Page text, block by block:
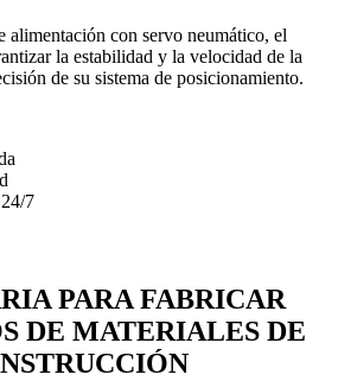
alimentación con servo neumático, el
la estabilidad y la velocidad de la
de su sistema de posicionamiento.
7
PARA FABRICAR
DE MATERIALES DE